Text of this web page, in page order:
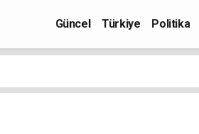
Güncel Türkiye Politika